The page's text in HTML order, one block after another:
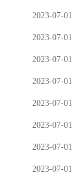
2023-07-01
2023-07-01
2023-07-01
2023-07-01
2023-07-01
2023-07-01
2023-07-01
2023-07-01